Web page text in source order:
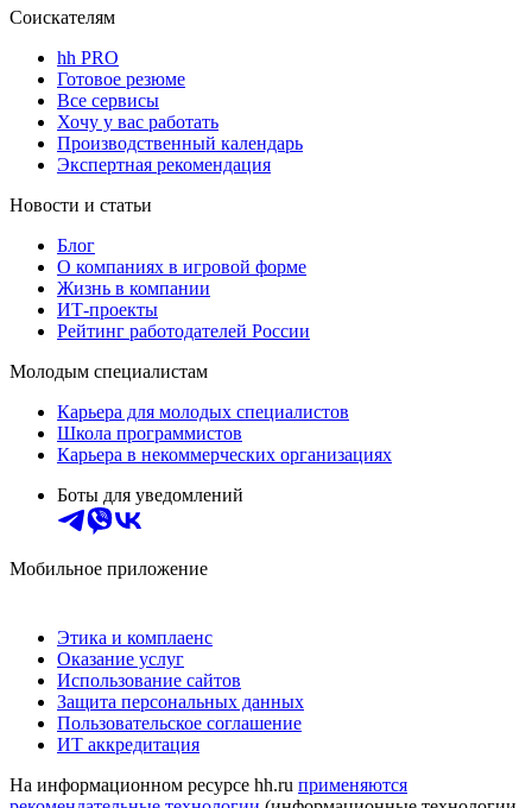
Соискателям
hh PRO
Готовое резюме
Все сервисы
Хочу у вас работать
Производственный календарь
Экспертная рекомендация
Новости и статьи
Блог
О компаниях в игровой форме
Жизнь в компании
ИТ-проекты
Рейтинг работодателей России
Молодым специалистам
Карьера для молодых специалистов
Школа программистов
Карьера в некоммерческих организациях
Боты для уведомлений
Мобильное приложение
Этика и комплаенс
Оказание услуг
Использование сайтов
Защита персональных данных
Пользовательское соглашение
ИТ аккредитация
На информационном ресурсе hh.ru применяются